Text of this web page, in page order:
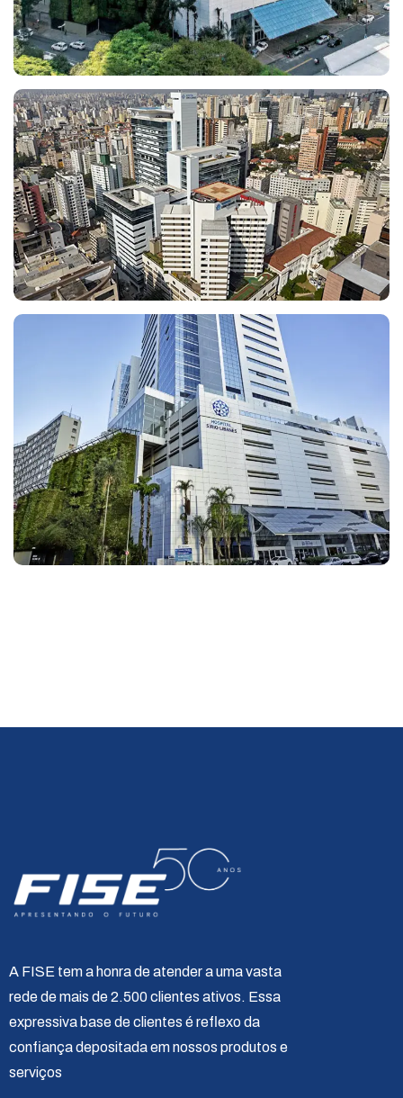
A FISE tem a honra de atender a uma vasta
rede de mais de 2.500 clientes ativos. Essa
expressiva base de clientes é reflexo da
confiança depositada em nossos produtos e
serviços